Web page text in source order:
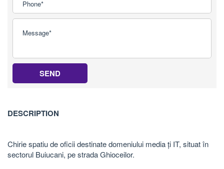
SEND
DESCRIPTION
Chirie spatiu de oficii destinate domeniului media ți IT, situat în
sectorul Buiucani, pe strada Ghioceilor.